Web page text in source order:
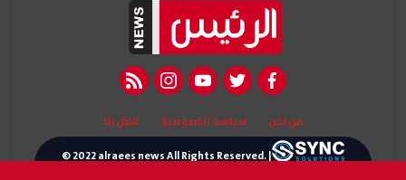
facebook
twitter
youtube
instagram
rss feed
من نحن سياسة الخصوصية اتصل بنا
© 2022 alraees news All Rights Reserved. |